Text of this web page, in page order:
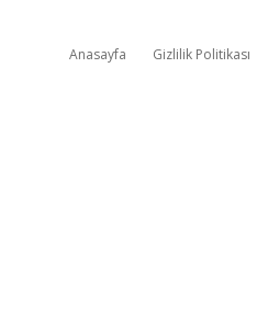
Anasayfa Gizlilik Politikası